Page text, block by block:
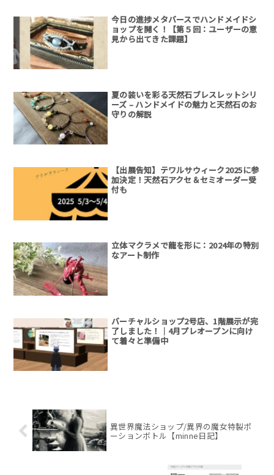
今日の進捗メタバースでハンドメイドシ
ョップを開く！【第５回：ユーザーの意
見から出てきた課題】
夏の装いを彩る天然石ブレスレットシリ
ーズ – ハンドメイドの魅力と天然石のお
守りの解説
【出展告知】テワルサウィーク2025に参
加決定！天然石アクセ＆セミオーダー受
付も
立体マクラメで龍を形に：2024年の特別
なアート制作
バーチャルショップ2号店、1階展示が完
了しました！｜4月プレオープンに向け
て着々と準備中
異世界魔法ショップ/異界の魔女特製ポ
ーションボトル【minne日記】